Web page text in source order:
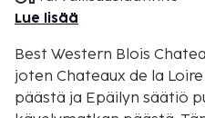
Lue lisää
Best Western Blois
joten Chateaux de la
päästä ja Epäilyn säätiö